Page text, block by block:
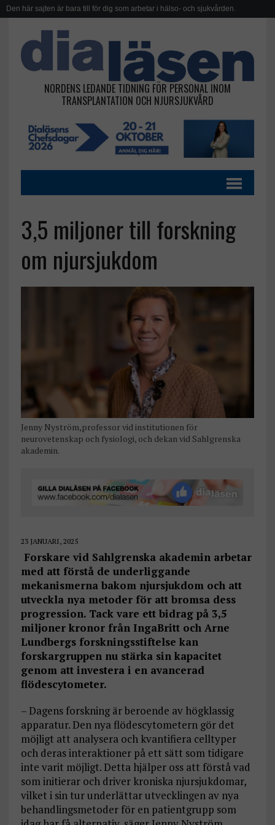
Den här sajten är bara till för dig som arbetar i hälso- och sjukvården.
NORDENS LEDANDE TIDNING FÖR PERSONAL INOM
TRANSPLANTATION OCH NJURSJUKVÅRD
3,5 miljoner till forskning
om njursjukdom
Jenny Nyström,professor vid institutionen för
neurovetenskap och fysiologi, och dekan vid Sahlgrenska
akademin.
23 JANUARI, 2025
Forskare vid Sahlgrenska akademin arbetar
med att förstå de underliggande
mekanismerna bakom njursjukdom och att
utveckla nya metoder för att bromsa dess
progression. Tack vare ett bidrag på 3,5
miljoner kronor från IngaBritt och Arne
Lundbergs forskningsstiftelse kan
forskargruppen nu stärka sin kapacitet
genom att investera i en avancerad
flödescytometer.
– Dagens forskning är beroende av högklassig
apparatur. Den nya flödescytometern gör det
möjligt att analysera och kvantifiera celltyper
och deras interaktioner på ett sätt som tidigare
inte varit möjligt. Detta hjälper oss att förstå vad
som initierar och driver kroniska njursjukdomar,
vilket i sin tur underlättar utvecklingen av nya
behandlingsmetoder för en patientgrupp som